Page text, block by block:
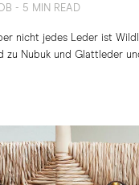
- 5 MIN READ
nicht jedes Leder ist
zu Nubuk und Glattleder